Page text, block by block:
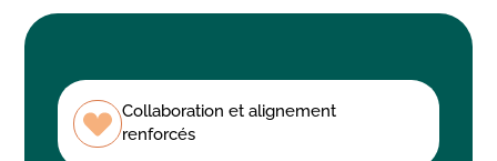
Collaboration et alignement
renforcés